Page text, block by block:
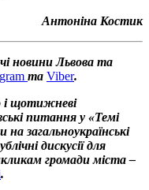
Антоніна Костик
новини Львова та
та Viber.
і щотижневі
питання у «Темі
загальноукраїнські
дискусії для
громади міста –
.